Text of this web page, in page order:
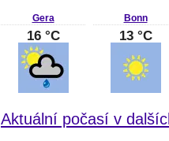
Gera
16 °C
Bonn
13 °C
Aktuální počasí v